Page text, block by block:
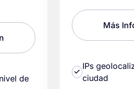
de
Más
IPs
ciudad